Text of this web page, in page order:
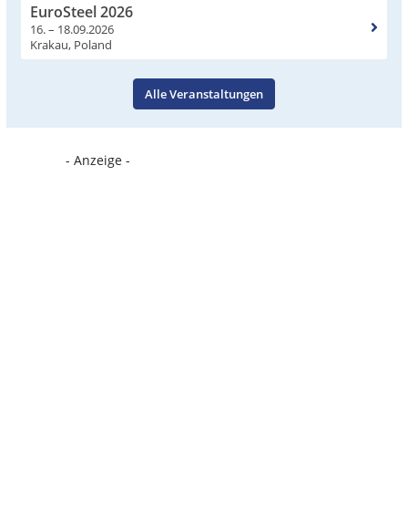
EuroSteel 2026
16. – 18.09.2026
Krakau, Poland
Alle Veranstaltungen
- Anzeige -